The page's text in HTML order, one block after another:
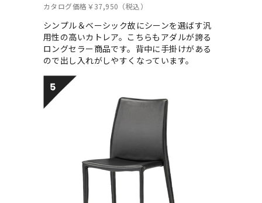
カタログ価格￥37,950（税込）
シンプル＆ベーシック故にシーンを選ばす汎
用性の高いカトレア。こちらもアダルが誇る
ロングセラー商品です。背中に手掛けがある
ので出し入れがしやすくなっています。